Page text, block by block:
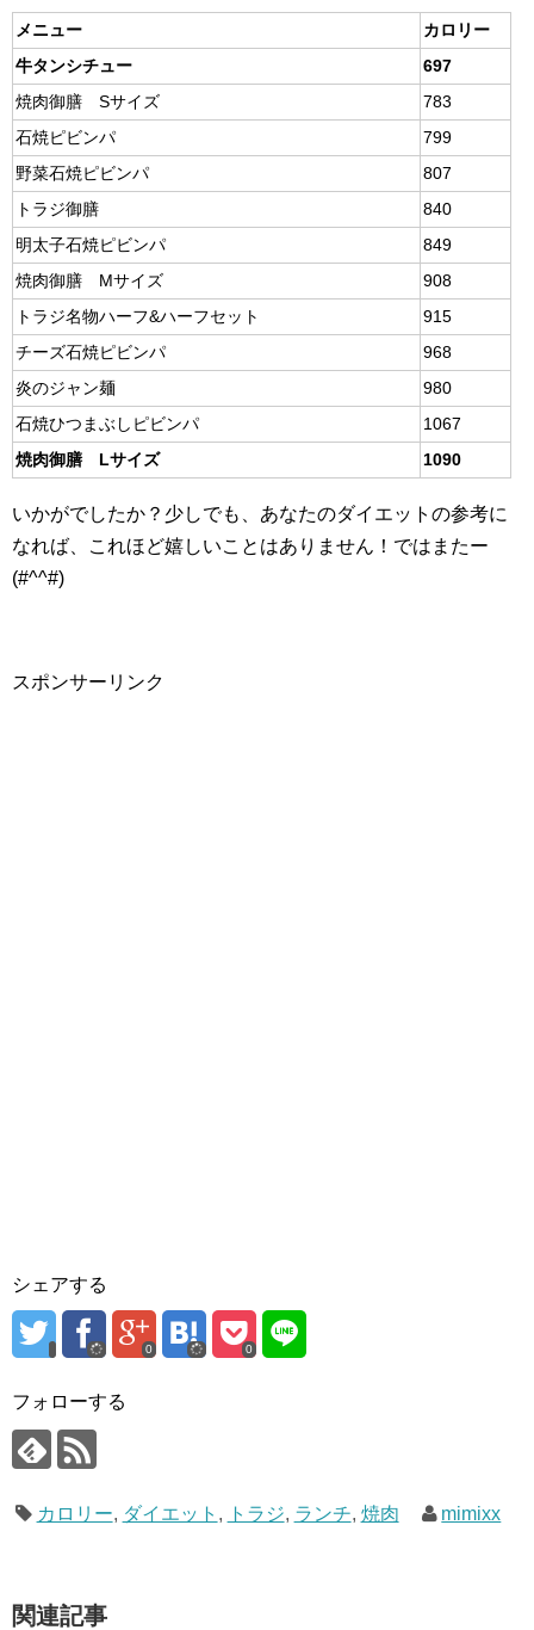
メニュー
カロリー
牛タンシチュー
697
焼肉御膳 Sサイズ
783
石焼ピビンパ
799
野菜石焼ピビンパ
807
トラジ御膳
840
明太子石焼ピビンパ
849
焼肉御膳 Mサイズ
908
トラジ名物ハーフ&ハーフセット
915
チーズ石焼ピビンパ
968
炎のジャン麺
980
石焼ひつまぶしピビンパ
1067
焼肉御膳 Lサイズ
1090
いかがでしたか？少しでも、あなたのダイエットの参考に
なれば、これほど嬉しいことはありません！ではまたー
(#^^#)
スポンサーリンク
シェアする
0 0
フォローする
カロリー, ダイエット , トラジ, ランチ, 焼肉 mimixx
関連記事